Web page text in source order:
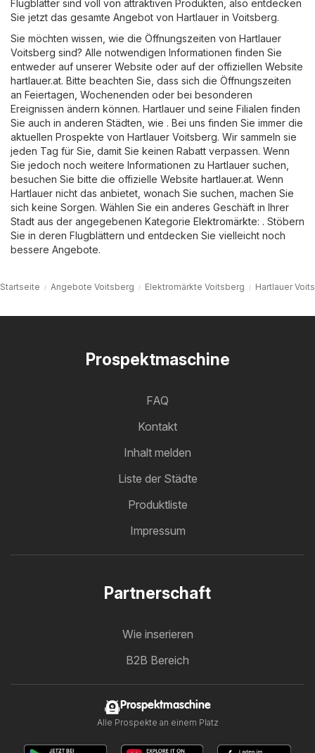
Flugblätter sind voll von attraktiven Produkten, also entdecken
Sie jetzt das gesamte Angebot von Hartlauer in Voitsberg.
Sie möchten wissen, wie die Öffnungszeiten von Hartlauer
Voitsberg sind? Alle notwendigen Informationen finden Sie
entweder auf unserer Website oder auf der offiziellen Website
hartlauer.at. Bitte beachten Sie, dass sich die Öffnungszeiten
an Feiertagen, Wochenenden oder bei besonderen
Ereignissen ändern können. Hartlauer und seine Filialen finden
Sie auch in anderen Städten, wie . Bei uns finden Sie immer die
aktuellen Prospekte von Hartlauer Voitsberg. Wir sammeln sie
jeden Tag für Sie, damit Sie keinen Rabatt verpassen. Wenn
Sie jedoch noch weitere Informationen zu Hartlauer suchen,
besuchen Sie bitte die offizielle Website hartlauer.at. Wenn
Hartlauer nicht das anbietet, wonach Sie suchen, machen Sie
sich keine Sorgen. Wählen Sie ein anderes Geschäft in Ihrer
Stadt aus der angegebenen Kategorie Elektromärkte: . Stöbern
Sie in deren Flugblättern und entdecken Sie vielleicht noch
bessere Angebote.
Startseite Angebote Voitsberg Elektromärkte Voitsberg Hartlauer
Prospektmaschine
FAQ
Kontakt
Inhalt melden
Liste der Städte
Produktliste
Impressum
Partnerschaft
Wie inserieren
B2B Bereich
Prospektmaschine
Alle Prospekte an einem Platz